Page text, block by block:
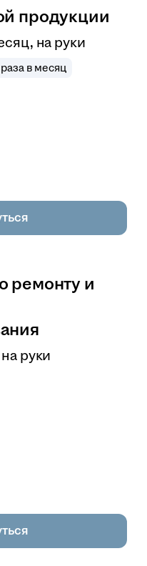
продукции
на руки
в месяц
ремонту и
на руки